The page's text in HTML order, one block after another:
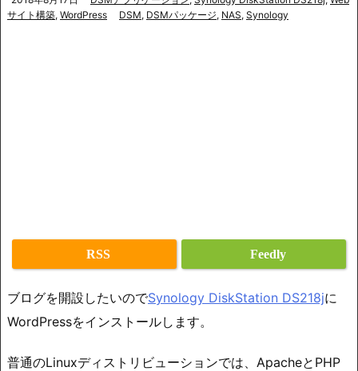
サイト構築, WordPress DSM, DSMパッケージ, NAS, Synology
RSS Feedly
ブログを開設したいのでSynology DiskStation DS218jに
WordPressをインストールします。
普通のLinuxディストリビューションでは、ApacheとPHP